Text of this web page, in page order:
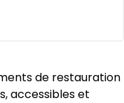
de restauration
accessibles et